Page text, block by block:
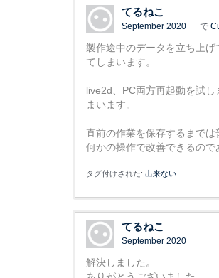
てるねこ
September 2020 で
製作途中のデータを立ち上
てしまいます。
live2d、PC両方再起動を試
まいます。
直前の作業を保存するまでは
何かの操作で改善できるので
タグ付けされた: 出来ない
てるねこ
September 2020
解決しました。